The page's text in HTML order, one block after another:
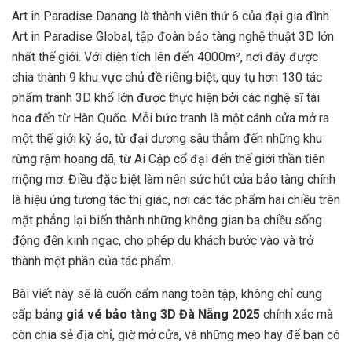
Art in Paradise Danang là thành viên thứ 6 của đại gia đình
Art in Paradise Global, tập đoàn bảo tàng nghệ thuật 3D lớn
nhất thế giới. Với diện tích lên đến 4000m², nơi đây được
chia thành 9 khu vực chủ đề riêng biệt, quy tụ hơn 130 tác
phẩm tranh 3D khổ lớn được thực hiện bởi các nghệ sĩ tài
hoa đến từ Hàn Quốc. Mỗi bức tranh là một cánh cửa mở ra
một thế giới kỳ ảo, từ đại dương sâu thẳm đến những khu
rừng rậm hoang dã, từ Ai Cập cổ đại đến thế giới thần tiên
mộng mơ. Điều đặc biệt làm nên sức hút của bảo tàng chính
là hiệu ứng tương tác thị giác, nơi các tác phẩm hai chiều trên
mặt phẳng lại biến thành những không gian ba chiều sống
động đến kinh ngạc, cho phép du khách bước vào và trở
thành một phần của tác phẩm.
Bài viết này sẽ là cuốn cẩm nang toàn tập, không chỉ cung
cấp bảng giá vé bảo tàng 3D Đà Nẵng 2025 chính xác mà
còn chia sẻ địa chỉ, giờ mở cửa, và những mẹo hay để bạn có